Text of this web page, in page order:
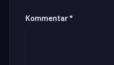
Kommentar *